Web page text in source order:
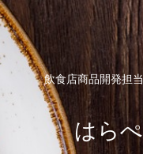
飲食店商品開発担
はら